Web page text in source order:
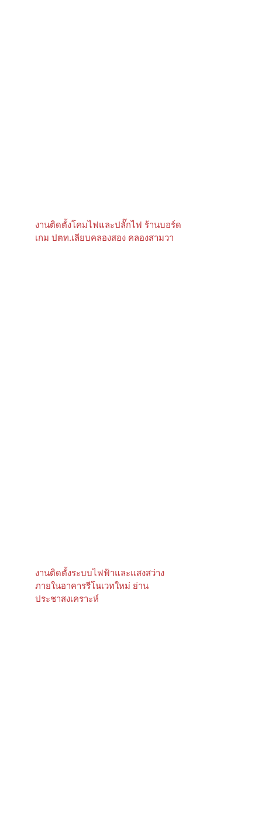
งานติดตั้งโคมไฟและปลั๊กไฟ ร้านบอร์ด
เกม ปตท.เลียบคลองสอง คลองสามวา
งานติดตั้งระบบไฟฟ้าและแสงสว่าง
ภายในอาคารรีโนเวทใหม่ ย่าน
ประชาสงเคราะห์